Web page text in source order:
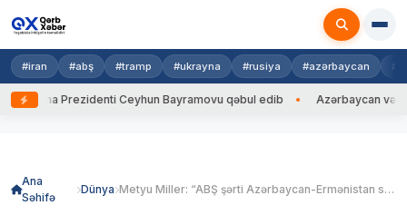
#iran #abş #tramp #ukrayna #rusiya #azərbaycan
Prezidenti Ceyhun Bayramovu qəbul edib Azərbaycan və
Ana
Səhifə
Dünya Metyu Miller: “ABŞ şərti Azərbaycan-Ermənistan sərhədindəki vəziyyətdən narahatdır”